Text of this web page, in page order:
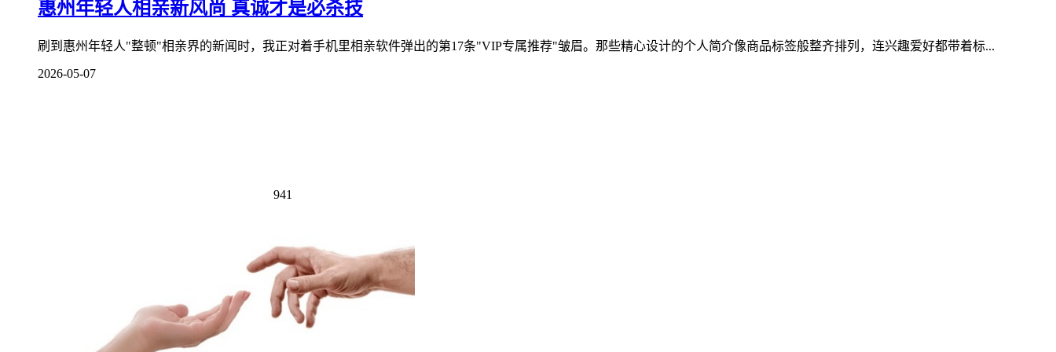
惠州年轻人相亲新风尚 真诚才是必杀技
刷到惠州年轻人"整顿"相亲界的新闻时，我正对着手机里相亲软件弹出的第17条"VIP专属推荐"皱眉。那些精心设计的个人简介像商品标签般整齐排列，连兴趣爱好都带着标...
2026-05-07
941